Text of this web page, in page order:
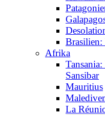
Brasilien:
Afrika
Sansibar
Mauritius
La